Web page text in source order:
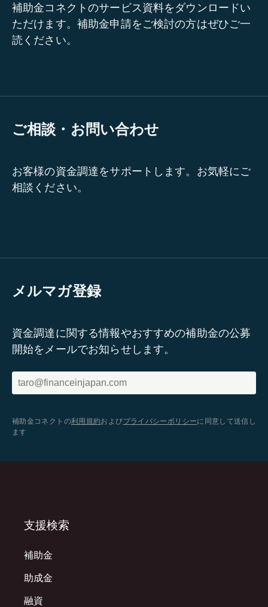
補助金コネクトのサービス資料をダウンロードい
ただけます。補助金申請をご検討の方はぜひご一
読ください。
ご相談・お問い合わせ
お客様の資金調達をサポートします。お気軽にご
相談ください。
メルマガ登録
資金調達に関する情報やおすすめの補助金の公募
開始をメールでお知らせします。
補助金コネクトの利用規約およびプライバシーポリシーに同意して送信し
ます
支援検索
補助金
助成金
融資